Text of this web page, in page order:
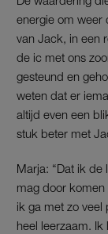
energie om weer
van Jack, in een
de ic met ons
gesteund en
weten dat er
altijd even een
stuk beter met
Marja: “Dat ik de
mag door komen
ik ga met zo veel
heel leerzaam. Ik